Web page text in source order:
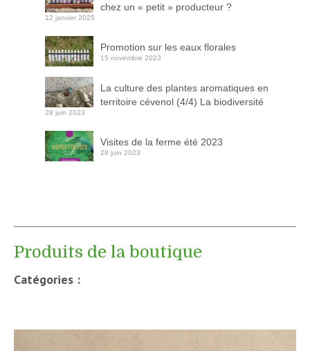
chez un « petit » producteur ?
12 janvier 2025
Promotion sur les eaux florales
15 novembre 2023
La culture des plantes aromatiques en
territoire cévenol (4/4) La biodiversité
28 juin 2023
Visites de la ferme été 2023
28 juin 2023
Produits de la boutique
Catégories :